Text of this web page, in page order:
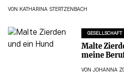
VON KATHARINA STERTZENBACH
GESELLSCHAFT
Malte
meine
VON JOHANNA